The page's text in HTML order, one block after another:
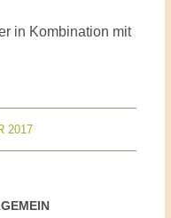
in Kombination mit
2017